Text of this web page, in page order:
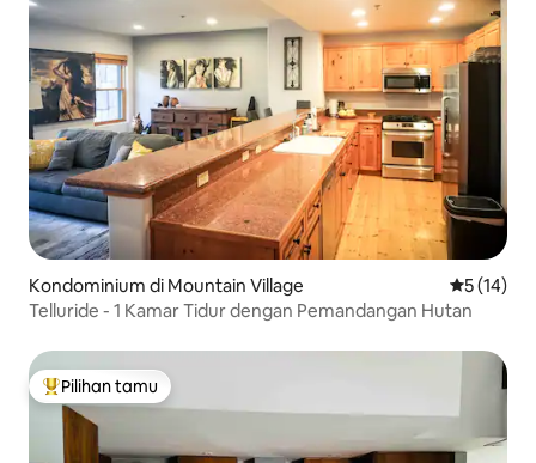
Kondominium di Mountain Village Nilai rata-
5 (14)
Telluride - 1 Kamar Tidur dengan Pemandangan Hutan
Pilihan tamu terpopuler
Pilihan tamu